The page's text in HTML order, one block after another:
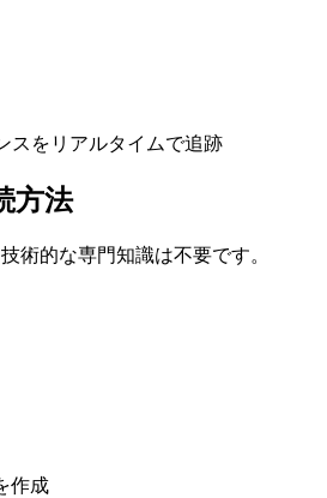
スをリアルタイムで追跡
方法
術的な専門知識は不要です。
作成